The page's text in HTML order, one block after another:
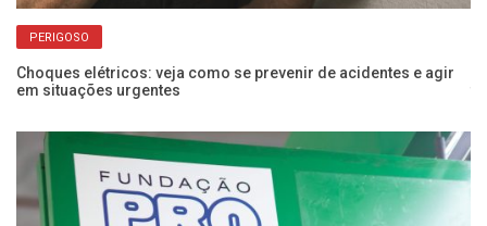
PERIGOSO
Choques elétricos: veja como se prevenir de acidentes e agir
em situações urgentes